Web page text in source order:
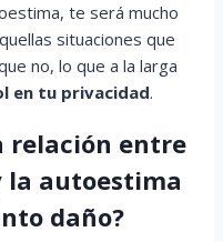
te será mucho
situaciones que
no, lo que a la larga
en tu privacidad.
relación entre
la autoestima
daño?